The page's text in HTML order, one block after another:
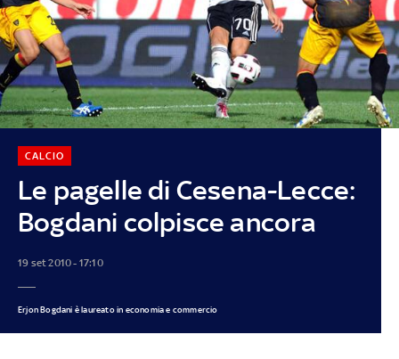
Le pagelle di Cesena-Lecce:
Bogdani colpisce ancora
CALCIO
19 set 2010 - 17:10
Erjon Bogdani è laureato in economia e commercio